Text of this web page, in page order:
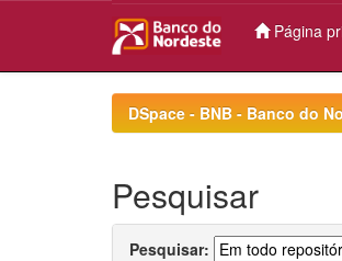
Página
DSpace - BNB - Banco do
Pesquisar
Pesquisar: